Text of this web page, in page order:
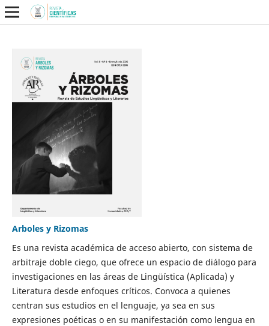
Arboles y Rizomas
Es una revista académica de acceso abierto, con sistema de
arbitraje doble ciego, que ofrece un espacio de diálogo para
investigaciones en las áreas de Lingüística (Aplicada) y
Literatura desde enfoques críticos. Convoca a quienes
centran sus estudios en el lenguaje, ya sea en sus
expresiones poéticas o en su manifestación como lengua en